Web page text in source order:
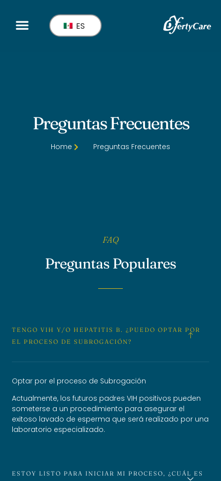
ES
Preguntas Frecuentes
Home Preguntas Frecuentes
FAQ
Preguntas Populares
TENGO VIH Y/O HEPATITIS B. ¿PUEDO OPTAR POR
EL PROCESO DE SUBROGACIÓN?
Optar por el proceso de Subrogación
Actualmente, los futuros padres VIH positivos pueden
someterse a un procedimiento para asegurar el
exitoso lavado de esperma que será realizado por una
laboratorio especializado.
ESTOY LISTO PARA INICIAR MI PROCESO, ¿CUÁL ES